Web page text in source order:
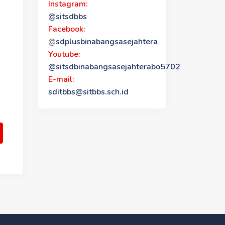
Instagram:
@sitsdbbs
Facebook:
@sdplusbinabangsasejahtera
Youtube:
@sitsdbinabangsasejahterabo5702
E-mail:
sditbbs@sitbbs.sch.id